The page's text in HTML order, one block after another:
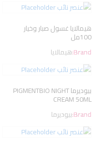
هيمالايا غسول صبار وخيار
100مل
Brand:هيمالايا
بيوديرما PIGMENTBIO NIGHT
CREAM 50ML
Brand:بيوديرما